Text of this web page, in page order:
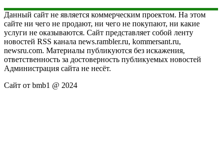
Данный сайт не является коммерческим проектом. На этом
сайте ни чего не продают, ни чего не покупают, ни какие
услуги не оказываются. Сайт представляет собой ленту
новостей RSS канала news.rambler.ru, kommersant.ru,
newsru.com. Материалы публикуются без искажения,
ответственность за достоверность публикуемых новостей
Администрация сайта не несёт.
Сайт от bmb1 @ 2024